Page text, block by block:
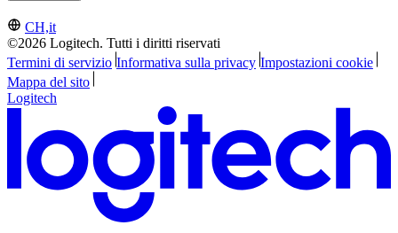
CH,it
©2026 Logitech. Tutti i diritti riservati
Termini di servizio Informativa sulla privacy Impostazioni cookie
Mappa del sito
Logitech